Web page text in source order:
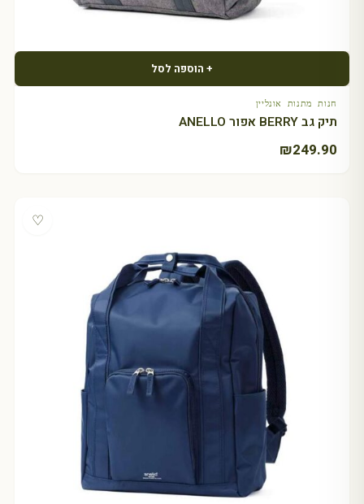
+ הוספה לסל
חנות מתנות אונליין
תיק גב BERRY אפור ANELLO
₪249.90
♡